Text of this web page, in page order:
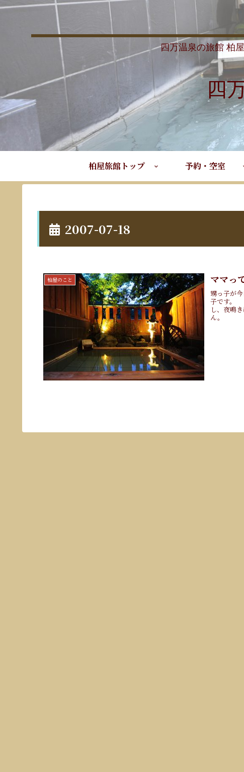
四万温泉の旅館 柏
四
柏屋旅館トップ 予約・空室
2007-07-18
柏屋のこと ママっ
甥っ子が
子です。
し、夜鳴